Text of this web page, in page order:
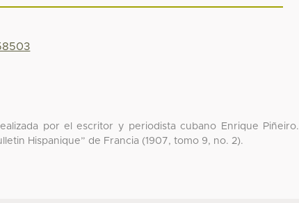
por el escritor y periodista cubano Enrique Piñeiro.
Hispanique” de Francia (1907, tomo 9, no. 2).